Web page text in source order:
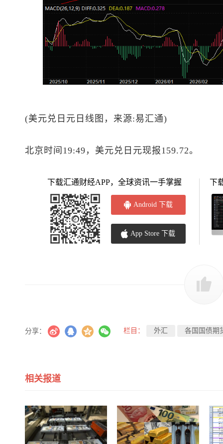
(美元兑日元 日线图，来源:易汇通)
北京时间19:49， 美元兑日元现报159.72。
下载汇通财经APP，全球资讯一手掌握
Android 下载
App Store 下载
下
分享： 栏目： 外汇 各国国债期
相关报道